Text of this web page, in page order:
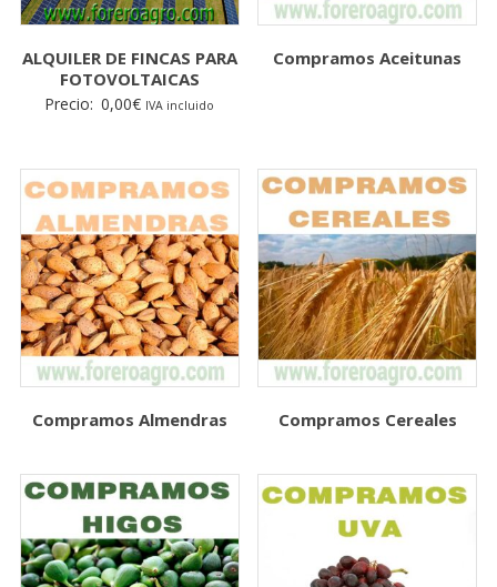
ALQUILER DE FINCAS PARA
FOTOVOLTAICAS
Precio: 0,00€ IVA incluido
Compramos Aceitunas
Compramos Almendras Compramos Cereales